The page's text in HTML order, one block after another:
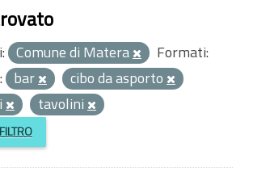
Comune di Matera
Formati:
bar
cibo da asporto
tavolini